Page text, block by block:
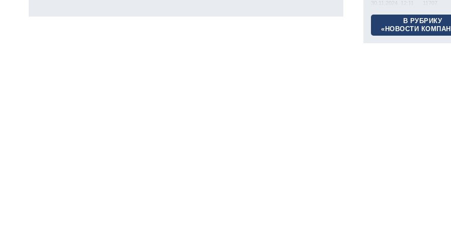
30.11.2024 12:11 11707
В РУБРИКУ
«НОВОСТИ